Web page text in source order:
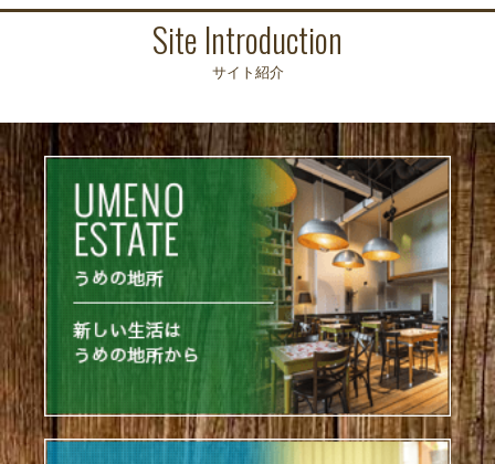
Site Introduction
サイト紹介